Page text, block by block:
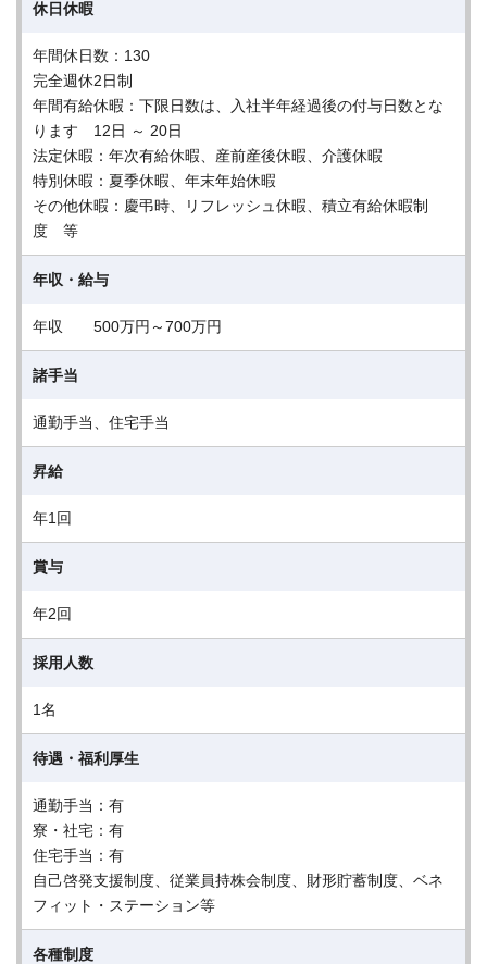
休日休暇
年間休日数：130
完全週休2日制
年間有給休暇：下限日数は、入社半年経過後の付与日数とな
ります 12日 ～ 20日
法定休暇：年次有給休暇、産前産後休暇、介護休暇
特別休暇：夏季休暇、年末年始休暇
その他休暇：慶弔時、リフレッシュ休暇、積立有給休暇制
度 等
年収・給与
年収 500万円～700万円
諸手当
通勤手当、住宅手当
昇給
年1回
賞与
年2回
採用人数
1名
待遇・福利厚生
通勤手当：有
寮・社宅：有
住宅手当：有
自己啓発支援制度、従業員持株会制度、財形貯蓄制度、ベネ
フィット・ステーション等
各種制度